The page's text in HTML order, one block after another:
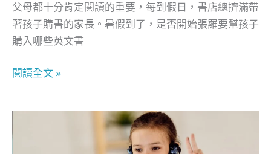
父母都十分肯定閱讀的重要，每到假日，書店總擠滿帶
著孩子購書的家長。暑假到了，是否開始張羅要幫孩子
購入哪些英文書
子
英
文
讀
閱讀全文 »
好